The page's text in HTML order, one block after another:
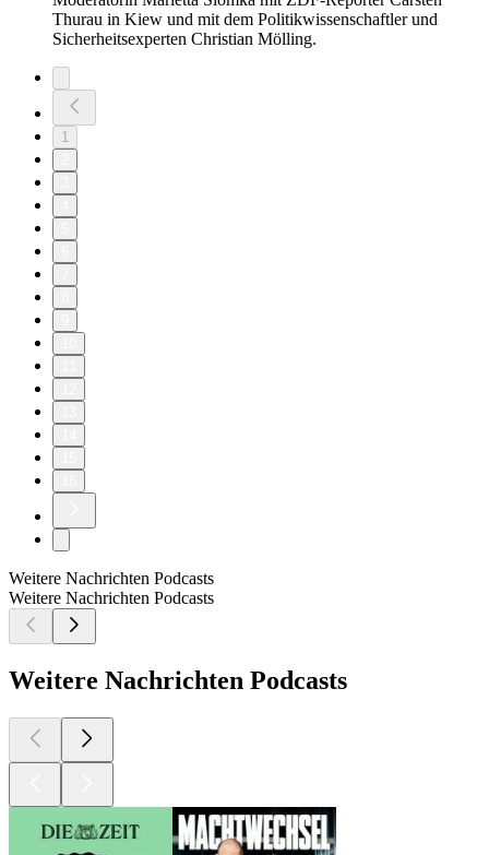
Thurau in Kiew und mit dem Politikwissenschaftler und
Sicherheitsexperten Christian Mölling.
1
Weitere Nachrichten Podcasts
Weitere Nachrichten Podcasts
Weitere Nachrichten Podcasts